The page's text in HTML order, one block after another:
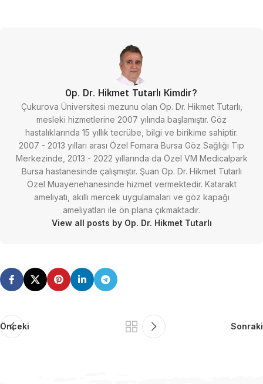
Op. Dr. Hikmet Tutarlı Kimdir?
Çukurova Üniversitesi mezunu olan Op. Dr. Hikmet Tutarlı,
mesleki hizmetlerine 2007 yılında başlamıştır. Göz
hastalıklarında 15 yıllık tecrübe, bilgi ve birikime sahiptir.
2007 - 2013 yılları arası Özel Fomara Bursa Göz Sağlığı Tıp
Merkezinde, 2013 - 2022 yıllarında da Özel VM Medicalpark
Bursa hastanesinde çalışmıştır. Şuan Op. Dr. Hikmet Tutarlı
Özel Muayenehanesinde hizmet vermektedir. Katarakt
ameliyatı, akıllı mercek uygulamaları ve göz kapağı
ameliyatları ile ön plana çıkmaktadır.
View all posts by Op. Dr. Hikmet Tutarlı
Önceki Sonraki